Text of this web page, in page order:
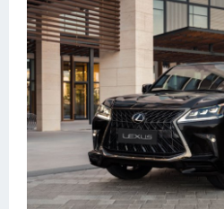
Эмблемы
Спецтехника